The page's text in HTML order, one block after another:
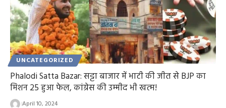
UNCATEGORIZED
Phalodi Satta Bazar: सट्टा बाजार में भाटी की जीत से BJP का
मिशन 25 हुआ फेल, कांग्रेस की उम्मीद भी खत्म!
April 10, 2024